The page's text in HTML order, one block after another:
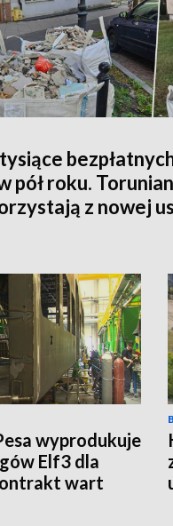
pół roku.
z nowej
wyprodukuje
Elf3 dla
wart